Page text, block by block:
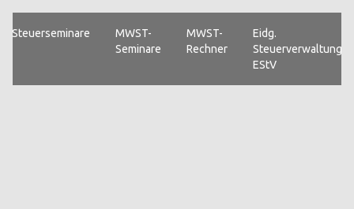
Steuerseminare
MWST-
Seminare
MWST-
Rechner
Eidg.
Steuerverwaltung
EStV